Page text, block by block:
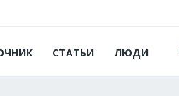
СТАТЬИ ЛЮДИ